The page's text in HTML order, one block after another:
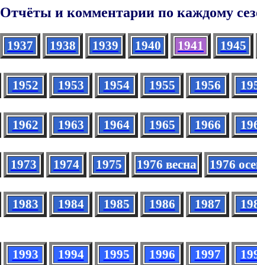
Отчёты и комментарии по каждому
1937 1938 1939 1940 1941 1945
1952 1953 1954 1955 1956
1962 1963 1964 1965 1966
1973 1974 1975 1976 весна 1976
1983 1984 1985 1986 1987
1993 1994 1995 1996 1997